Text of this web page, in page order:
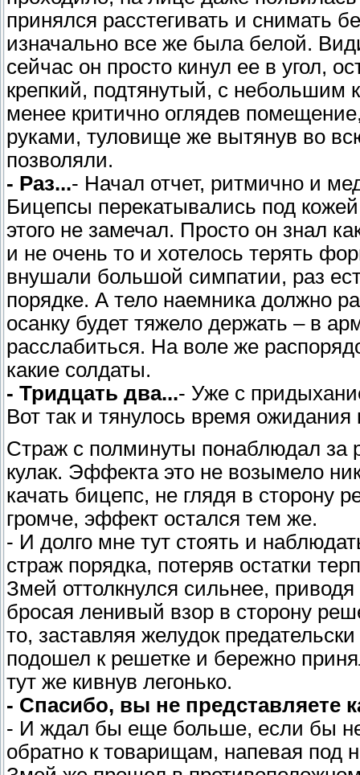
принялся расстегивать и снимать
изначально все же была белой.
сейчас он просто кинул ее в угол,
крепкий, подтянутый, с небольшим
менее критично оглядев
руками, туловище же вытянув во
позволяли.
- Раз...- Начал отчет, ритмично и
Бицепсы перекатывались под
этого не замечал. Просто он знал
и не очень то и хотелось терять
внушали большой симпатии, раз
порядке. А тело наемника должно
осанку будет тяжело держать – в
расслабиться. На воле же
какие солдаты.
- Тридцать два...- Уже с
Вот так и тянулось время ожидания
Страж с полминуты понаблюдал за
кулак. Эффекта это не возымело
качать бицепс, не глядя в сторону
громче, эффект остался тем же.
- И долго мне тут стоять и
страж порядка, потеряв остатки
Змей оттолкнулся сильнее,
бросая ленивый взор в сторону
то, заставляя желудок
подошел к решетке и бережно
тут же кивнув легонько.
- Спасибо, вы не представляете
- И ждал бы еще больше, если бы
обратно к товарищам, напевая под